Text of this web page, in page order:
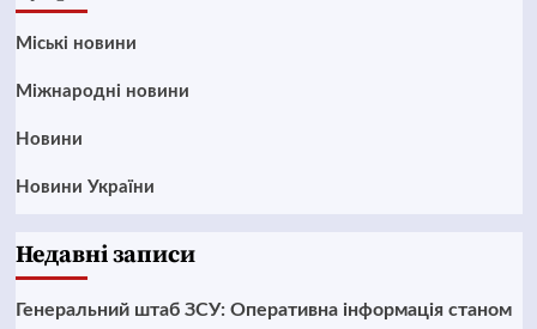
Mіські новини
Міжнародні новини
Новини
Новини України
Недавні записи
Генеральний штаб ЗСУ: Оперативна інформація станом